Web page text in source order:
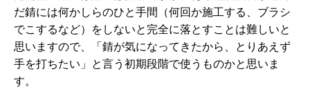
だ錆には何かしらのひと手間（何回か施工する、ブラシ
でこするなど）をしないと完全に落とすことは難しいと
思いますので、「錆が気になってきたから、とりあえず
手を打ちたい」と言う初期段階で使うものかと思いま
す。